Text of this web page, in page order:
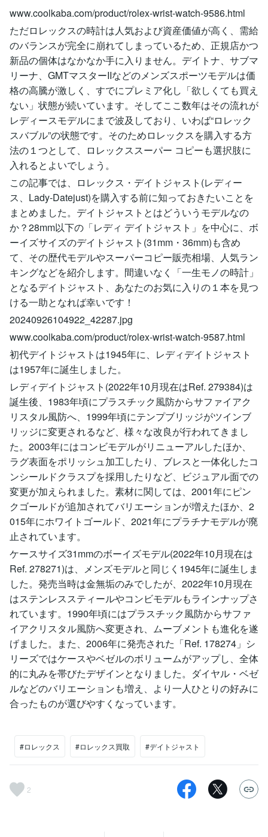
www.coolkaba.com/product/rolex-wrist-watch-9586.html
ただロレックスの時計は人気および資産価値が高く、需給
のバランスが完全に崩れてしまっているため、正規店かつ
新品の個体はなかなか手に入りません。デイトナ、サブマ
リーナ、GMTマスターIIなどのメンズスポーツモデルは価
格の高騰が激しく、すでにプレミア化し「欲しくても買え
ない」状態が続いています。そしてここ数年はその流れが
レディースモデルにまで波及しており、いわば“ロレック
スバブル”の状態です。そのためロレックスを購入する方
法の１つとして、ロレックススーパー コピーも選択肢に
入れるとよいでしょう。
この記事では、ロレックス・デイトジャスト(レディー
ス、Lady-Datejust)を購入する前に知っておきたいことを
まとめました。デイトジャストとはどういうモデルなの
か？28mm以下の「レディ デイトジャスト」を中心に、ボ
ーイズサイズのデイトジャスト(31mm・36mm)も含め
て、その歴代モデルやスーパーコピー販売相場、人気ラン
キングなどを紹介します。間違いなく「一生モノの時計」
となるデイトジャスト、あなたのお気に入りの１本を見つ
ける一助となれば幸いです！
20240926104922_42287.jpg
www.coolkaba.com/product/rolex-wrist-watch-9587.html
初代デイトジャストは1945年に、レディデイトジャスト
は1957年に誕生しました。
レディデイトジャスト(2022年10月現在はRef. 279384)は
誕生後、1983年頃にプラスチック風防からサファイアク
リスタル風防へ、1999年頃にテンプブリッジがツインブ
リッジに変更されるなど、様々な改良が行われてきまし
た。2003年にはコンビモデルがリニューアルしたほか、
ラグ表面をポリッシュ加工したり、ブレスと一体化したコ
ンシールドクラスプを採用したりなど、ビジュアル面での
変更が加えられました。素材に関しては、2001年にピン
クゴールドが追加されてバリエーションが増えたほか、2
015年にホワイトゴールド、2021年にプラチナモデルが廃
止されています。
ケースサイズ31mmのボーイズモデル(2022年10月現在は
Ref. 278271)は、メンズモデルと同じく1945年に誕生しま
した。発売当時は金無垢のみでしたが、2022年10月現在
はステンレススティールやコンビモデルもラインナップさ
れています。1990年頃にはプラスチック風防からサファ
イアクリスタル風防へ変更され、ムーブメントも進化を遂
げました。また、2006年に発売された「Ref. 178274」シ
リーズではケースやベゼルのボリュームがアップし、全体
的に丸みを帯びたデザインとなりました。ダイヤル・ベゼ
ルなどのバリエーションも増え、より一人ひとりの好みに
合ったものが選びやすくなっています。
#ロレックス #ロレックス買取 #デイトジャスト
2